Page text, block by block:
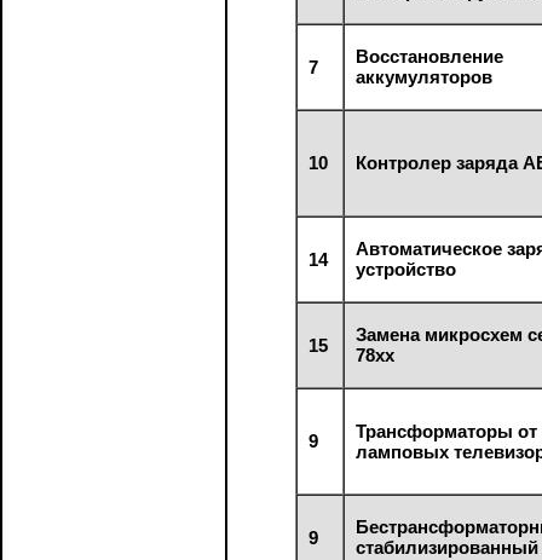
7
Восстановление
аккумуляторов
10 Контролер заряда
14
Автоматическое
устройство
15
Замена микросхем
78хх
9
Трансформаторы от
ламповых
9